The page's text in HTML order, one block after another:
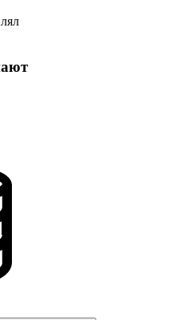
персональных данных
персональных данных
моего отзыва на сайте и в
материалах компании